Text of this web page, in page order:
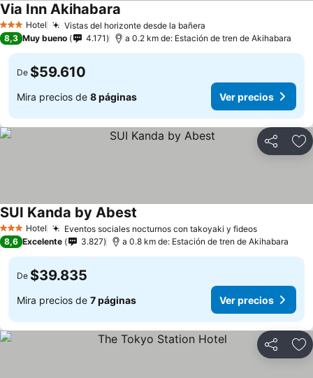
3 Estrellas
Hotel Vistas del horizonte desde la bañera
Via Inn Akihabara
8,3 Muy bueno 4.171 a 0.2 km de: Estación de tren de Akihabara
De $59.610
Mira precios de 8 páginas Ver precios
Compartir
3 Estrellas
Hotel Eventos sociales nocturnos con takoyaki y fideos
SUI Kanda by Abest
8,6 Excelente 3.827 a 0.8 km de: Estación de tren de Akihabara
De $39.835
Mira precios de 7 páginas Ver precios
Compartir